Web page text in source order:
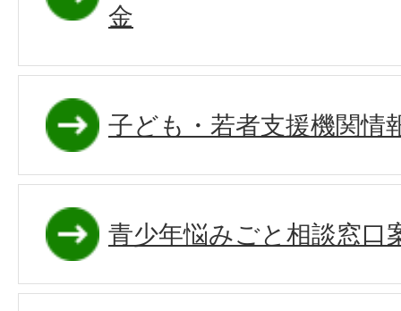
金
子ども・若者支援機関情
青少年悩みごと相談窓口